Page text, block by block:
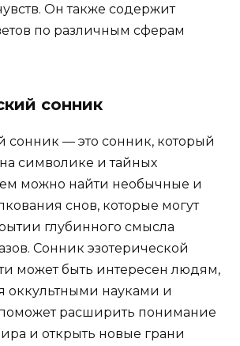
Он также содержит
по различным сферам
сонник
сонник — это сонник, который
символике и тайных
можно найти необычные и
снов, которые могут
глубинного смысла
Сонник эзотерической
может быть интересен людям,
оккультными науками и
расширить понимание
и открыть новые грани